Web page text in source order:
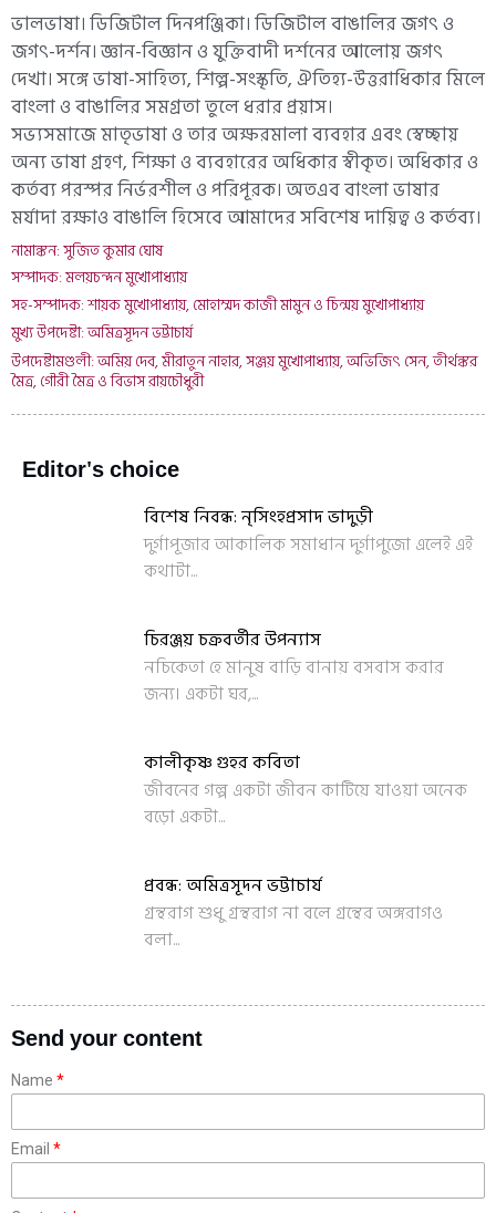
ভালভাষা। ডিজিটাল দিনপঞ্জিকা। ডিজিটাল বাঙালির জগৎ ও
জগৎ-দর্শন। জ্ঞান-বিজ্ঞান ও যুক্তিবাদী দর্শনের আলোয় জগৎ
দেখা। সঙ্গে ভাষা-সাহিত্য, শিল্প-সংস্কৃতি, ঐতিহ্য-উত্তরাধিকার মিলে
বাংলা ও বাঙালির সমগ্রতা তুলে ধরার প্রয়াস।
সভ্যসমাজে মাতৃভাষা ও তার অক্ষরমালা ব্যবহার এবং স্বেচ্ছায়
অন্য ভাষা গ্রহণ, শিক্ষা ও ব্যবহারের অধিকার স্বীকৃত। অধিকার ও
কর্তব্য পরস্পর নির্ভরশীল ও পরিপূরক। অতএব বাংলা ভাষার
মর্যাদা রক্ষাও বাঙালি হিসেবে আমাদের সবিশেষ দায়িত্ব ও কর্তব্য।
নামাঙ্কন: সুজিত কুমার ঘোষ
সম্পাদক: মলয়চন্দন মুখোপাধ্যায়
সহ-সম্পাদক: শায়ক মুখোপাধ্যায়, মোহাম্মদ কাজী মামুন ও চিন্ময় মুখোপাধ্যায়
মুখ্য উপদেষ্টা: অমিত্রসূদন ভট্টাচার্য
উপদেষ্টামণ্ডলী: অমিয় দেব, মীরাতুন নাহার, সঞ্জয় মুখোপাধ্যায়, অভিজিৎ সেন, তীর্থঙ্কর
মৈত্র, গৌরী মৈত্র ও বিভাস রায়চৌধুরী
Editor's choice
বিশেষ নিবন্ধ: নৃসিংহপ্রসাদ ভাদুড়ী
দুর্গাপূজার আকালিক সমাধান দুর্গাপুজো এলেই এই
কথাটা...
চিরঞ্জয় চক্রবর্তীর উপন্যাস
নচিকেতা হে মানুষ বাড়ি বানায় বসবাস করার
জন্য। একটা ঘর,...
কালীকৃষ্ণ গুহর কবিতা
জীবনের গল্প একটা জীবন কাটিয়ে যাওয়া অনেক
বড়ো একটা...
প্রবন্ধ: অমিত্রসূদন ভট্টাচার্য
গ্রন্থরাগ শুধু গ্রন্থরাগ না বলে গ্রন্থের অঙ্গরাগও
বলা...
Send your content
Name
Email